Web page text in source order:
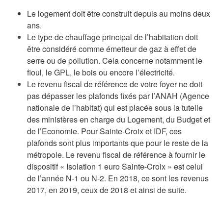
Le logement doit être construit depuis au moins deux
ans.
Le type de chauffage principal de l’habitation doit
être considéré comme émetteur de gaz à effet de
serre ou de pollution. Cela concerne notamment le
fioul, le GPL, le bois ou encore l’électricité.
Le revenu fiscal de référence de votre foyer ne doit
pas dépasser les plafonds fixés par l’ANAH (Agence
nationale de l’habitat) qui est placée sous la tutelle
des ministères en charge du Logement, du Budget et
de l’Economie. Pour Sainte-Croix et IDF, ces
plafonds sont plus importants que pour le reste de la
métropole. Le revenu fiscal de référence à fournir le
dispositif « Isolation 1 euro Sainte-Croix » est celui
de l’année N-1 ou N-2. En 2018, ce sont les revenus
2017, en 2019, ceux de 2018 et ainsi de suite.